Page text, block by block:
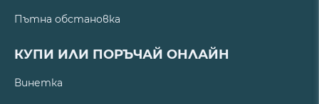
Пътна обстановка
КУПИ ИЛИ ПОРЪЧАЙ ОНЛАЙН
Винетка